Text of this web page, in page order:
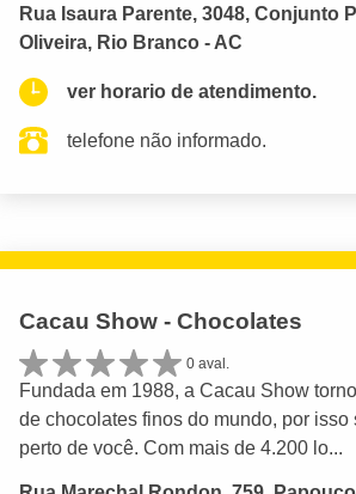
Rua Isaura Parente, 3048, Conjunto
Oliveira, Rio Branco - AC
ver horario de atendimento.
telefone não informado.
Cacau Show - Chocolates
0 aval.
Fundada em 1988, a Cacau Show
de chocolates finos do mundo, por isso
perto de você. Com mais de 4.200 lo...